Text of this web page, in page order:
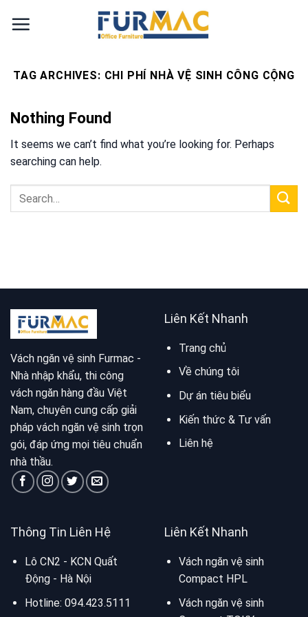
TAG ARCHIVES: CHI PHÍ NHÀ VỆ SINH CÔNG CỘNG
Nothing Found
It seems we can’t find what you’re looking for. Perhaps
searching can help.
Vách ngăn vệ sinh Furmac -
Nhà nhập khẩu, thi công
vách ngăn hàng đầu Việt
Nam, chuyên cung cấp giải
pháp vách ngăn vệ sinh trọn
gói, đáp ứng mọi tiêu chuẩn
nhà thầu.
Liên Kết Nhanh
Trang chủ
Về chúng tôi
Dự án tiêu biểu
Kiến thức & Tư vấn
Liên hệ
Thông Tin Liên Hệ
Lô CN2 - KCN Quất
Động - Hà Nội
Hotline: 094.423.5111
Liên Kết Nhanh
Vách ngăn vệ sinh
Compact HPL
Vách ngăn vệ sinh